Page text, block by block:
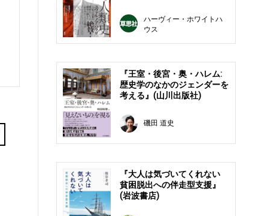
ハーヴィー・ホワイトハ
ウス
『王室・後宮・奥・ハレム:
歴史学のなかのジェンダーを
考える』(山川出版社)
磯田 道史
『大人は気づいてくれない
貧困脱出への伴走型支援』
(岩波書店)